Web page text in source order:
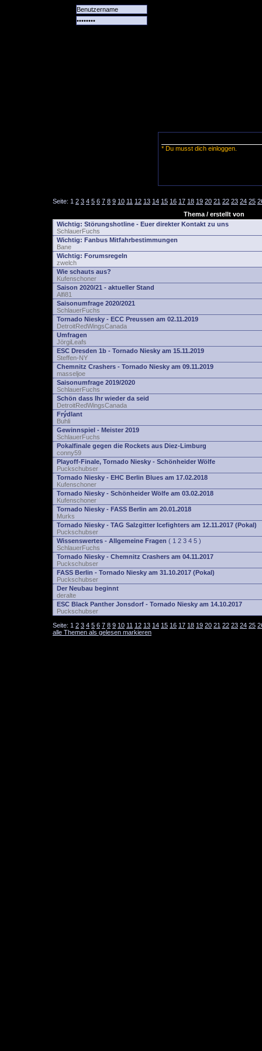
* Du musst dich einloggen.
Seite: 1 2 3 4 5 6 7 8 9 10 11 12 13 14 15 16 17 18 19 20 21 22 23 24 25
Thema / erstellt von
Wichtig: Störungshotline - Euer direkter Kontakt zu uns
SchlauerFuchs
Wichtig: Fanbus Mitfahrbestimmungen
Bane
Wichtig: Forumsregeln
zwelch
Wie schauts aus?
Kufenschoner
Saison 2020/21 - aktueller Stand
Alfi81
Saisonumfrage 2020/2021
SchlauerFuchs
Tornado Niesky - ECC Preussen am 02.11.2019
DetroitRedWingsCanada
Umfragen
JörgiLeafs
ESC Dresden 1b - Tornado Niesky am 15.11.2019
Steffen-NY
Chemnitz Crashers - Tornado Niesky am 09.11.2019
masseljoe
Saisonumfrage 2019/2020
SchlauerFuchs
Schön dass Ihr wieder da seid
DetroitRedWingsCanada
Frýdlant
Buhli
Gewinnspiel - Meister 2019
SchlauerFuchs
Pokalfinale gegen die Rockets aus Diez-Limburg
conny59
Playoff-Finale, Tornado Niesky - Schönheider Wölfe
Puckschubser
Tornado Niesky - EHC Berlin Blues am 17.02.2018
Kufenschoner
Tornado Niesky - Schönheider Wölfe am 03.02.2018
Kufenschoner
Tornado Niesky - FASS Berlin am 20.01.2018
Murks
Tornado Niesky - TAG Salzgitter Icefighters am 12.11.2017 (Pokal)
Puckschubser
Wissenswertes - Allgemeine Fragen ( 1 2 3 4 5 )
SchlauerFuchs
Tornado Niesky - Chemnitz Crashers am 04.11.2017
Puckschubser
FASS Berlin - Tornado Niesky am 31.10.2017 (Pokal)
Puckschubser
Der Neubau beginnt
deralte
ESC Black Panther Jonsdorf - Tornado Niesky am 14.10.2017
Puckschubser
Seite: 1 2 3 4 5 6 7 8 9 10 11 12 13 14 15 16 17 18 19 20 21 22 23 24 25
alle Themen als gelesen markieren